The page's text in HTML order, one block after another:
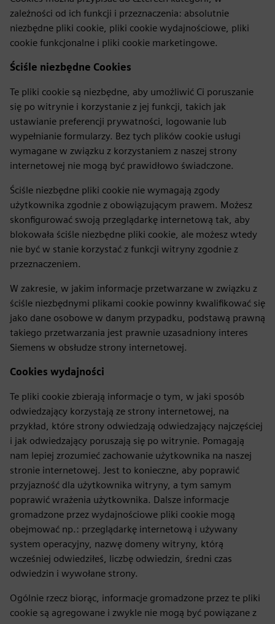
zależności od ich funkcji i przeznaczenia: absolutnie
niezbędne pliki cookie, pliki cookie wydajnościowe, pliki
cookie funkcjonalne i pliki cookie marketingowe.
Ściśle niezbędne Cookies
Te pliki cookie są niezbędne, aby umożliwić Ci poruszanie
się po witrynie i korzystanie z jej funkcji, takich jak
ustawianie preferencji prywatności, logowanie lub
wypełnianie formularzy. Bez tych plików cookie usługi
wymagane w związku z korzystaniem z naszej strony
internetowej nie mogą być prawidłowo świadczone.
Ściśle niezbędne pliki cookie nie wymagają zgody
użytkownika zgodnie z obowiązującym prawem. Możesz
skonfigurować swoją przeglądarkę internetową tak, aby
blokowała ściśle niezbędne pliki cookie, ale możesz wtedy
nie być w stanie korzystać z funkcji witryny zgodnie z
przeznaczeniem.
W zakresie, w jakim informacje przetwarzane w związku z
ściśle niezbędnymi plikami cookie powinny kwalifikować się
jako dane osobowe w danym przypadku, podstawą prawną
takiego przetwarzania jest prawnie uzasadniony interes
Siemens w obsłudze strony internetowej.
Cookies wydajności
Te pliki cookie zbierają informacje o tym, w jaki sposób
odwiedzający korzystają ze strony internetowej, na
przykład, które strony odwiedzają odwiedzający najczęściej
i jak odwiedzający poruszają się po witrynie. Pomagają
nam lepiej zrozumieć zachowanie użytkownika na naszej
stronie internetowej. Jest to konieczne, aby poprawić
przyjazność dla użytkownika witryny, a tym samym
poprawić wrażenia użytkownika. Dalsze informacje
gromadzone przez wydajnościowe pliki cookie mogą
obejmować np.: przeglądarkę internetową i używany
system operacyjny, nazwę domeny witryny, którą
wcześniej odwiedziłeś, liczbę odwiedzin, średni czas
odwiedzin i wywołane strony.
Ogólnie rzecz biorąc, informacje gromadzone przez te pliki
cookie są agregowane i zwykle nie mogą być powiązane z